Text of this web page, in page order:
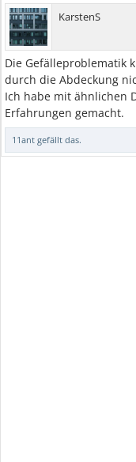
KarstenS
Die Gefälleproblematik
durch die Abdeckung
Ich habe mit ähnlichen
Erfahrungen gemacht.
11ant gefällt das.